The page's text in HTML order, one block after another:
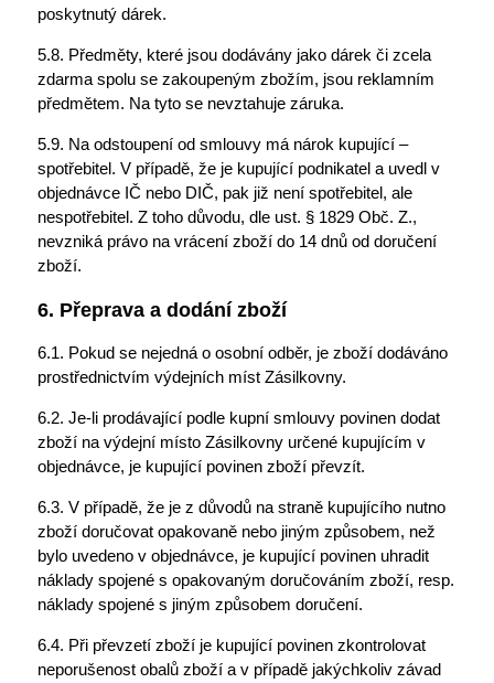
poskytnutý dárek.
5.8. Předměty, které jsou dodávány jako dárek či zcela
zdarma spolu se zakoupeným zbožím, jsou reklamním
předmětem. Na tyto se nevztahuje záruka.
5.9. Na odstoupení od smlouvy má nárok kupující –
spotřebitel. V případě, že je kupující podnikatel a uvedl v
objednávce IČ nebo DIČ, pak již není spotřebitel, ale
nespotřebitel. Z toho důvodu, dle ust. § 1829 Obč. Z.,
nevzniká právo na vrácení zboží do 14 dnů od doručení
zboží.
6. Přeprava a dodání zboží
6.1. Pokud se nejedná o osobní odběr, je zboží dodáváno
prostřednictvím výdejních míst Zásilkovny.
6.2. Je-li prodávající podle kupní smlouvy povinen dodat
zboží na výdejní místo Zásilkovny určené kupujícím v
objednávce, je kupující povinen zboží převzít.
6.3. V případě, že je z důvodů na straně kupujícího nutno
zboží doručovat opakovaně nebo jiným způsobem, než
bylo uvedeno v objednávce, je kupující povinen uhradit
náklady spojené s opakovaným doručováním zboží, resp.
náklady spojené s jiným způsobem doručení.
6.4. Při převzetí zboží je kupující povinen zkontrolovat
neporušenost obalů zboží a v případě jakýchkoliv závad